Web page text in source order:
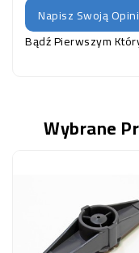
Napisz Swoją
Bądź Pierwszym
Wybrane